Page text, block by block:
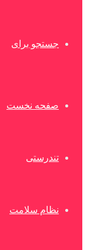
جستجو برای
صفحه نخست
تندرستی
نظام سلامت